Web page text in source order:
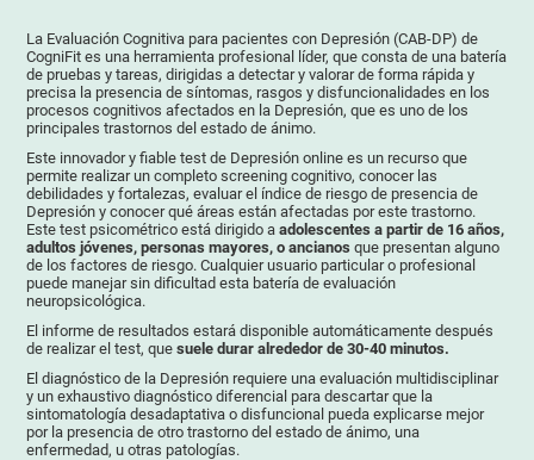
La Evaluación Cognitiva para pacientes con Depresión (CAB-DP) de
CogniFit es una herramienta profesional líder, que consta de una batería
de pruebas y tareas, dirigidas a detectar y valorar de forma rápida y
precisa la presencia de síntomas, rasgos y disfuncionalidades en los
procesos cognitivos afectados en la Depresión, que es uno de los
principales trastornos del estado de ánimo.
Este innovador y fiable test de Depresión online es un recurso que
permite realizar un completo screening cognitivo, conocer las
debilidades y fortalezas, evaluar el índice de riesgo de presencia de
Depresión y conocer qué áreas están afectadas por este trastorno.
Este test psicométrico está dirigido aadolescentes a partir de 16 años,
adultos jóvenes, personas mayores, o ancianos que presentan alguno
de los factores de riesgo. Cualquier usuario particular o profesional
puede manejar sin dificultad esta batería de evaluación
neuropsicológica.
El informe de resultados estará disponible automáticamente después
de realizar el test, quesuele durar alrededor de 30-40 minutos.
El diagnóstico de la Depresión requiere una evaluación multidisciplinar
y un exhaustivo diagnóstico diferencial para descartar que la
sintomatología desadaptativa o disfuncional pueda explicarse mejor
por la presencia de otro trastorno del estado de ánimo, una
enfermedad, u otras patologías.